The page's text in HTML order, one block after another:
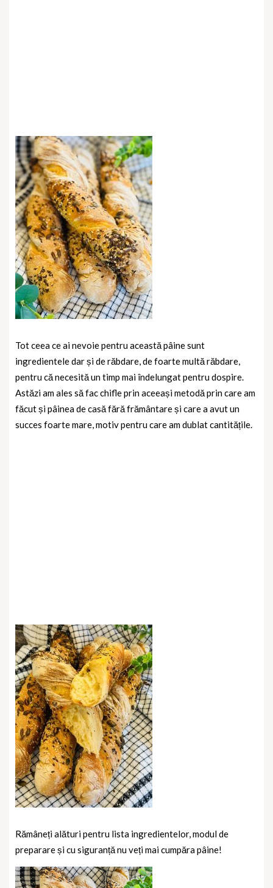
Tot ceea ce ai nevoie pentru această pâine sunt
ingredientele dar și de răbdare, de foarte multă răbdare,
pentru că necesită un timp mai îndelungat pentru dospire.
Astăzi am ales să fac chifle prin aceeași metodă prin care am
făcut și pâinea de casă fără frământare și care a avut un
succes foarte mare, motiv pentru care am dublat cantitățile.
Rămâneți alături pentru lista ingredientelor, modul de
preparare și cu siguranță nu veți mai cumpăra pâine!